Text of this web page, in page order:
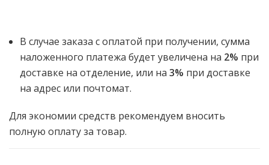
В случае заказа с оплатой при получении, сумма
наложенного платежа будет увеличена на 2% при
доставке на отделение, или на 3% при доставке
на адрес или почтомат.
Для экономии средств рекомендуем вносить
полную оплату за товар.